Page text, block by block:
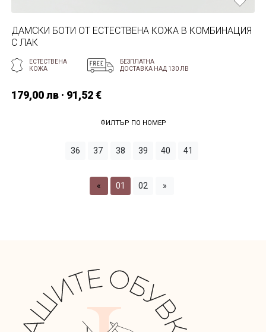
ДАМСКИ БОТИ ОТ ЕСТЕСТВЕНА КОЖА В КОМБИНАЦИЯ
С ЛАК
ЕСТЕСТВЕНА
КОЖА
БЕЗПЛАТНА
ДОСТАВКА НАД 130 ЛВ
179,00 лв · 91,52 €
ФИЛТЪР ПО НОМЕР
36 37 38 39 40 41
« 01 02 »